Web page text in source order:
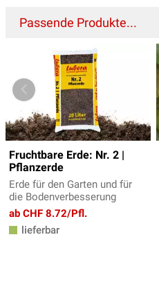
Passende Produkte...
Fruchtbare Erde: Nr. 2 |
Pflanzerde
Erde für den Garten und für
die Bodenverbesserung
ab CHF 8.72/Pfl.
lieferbar